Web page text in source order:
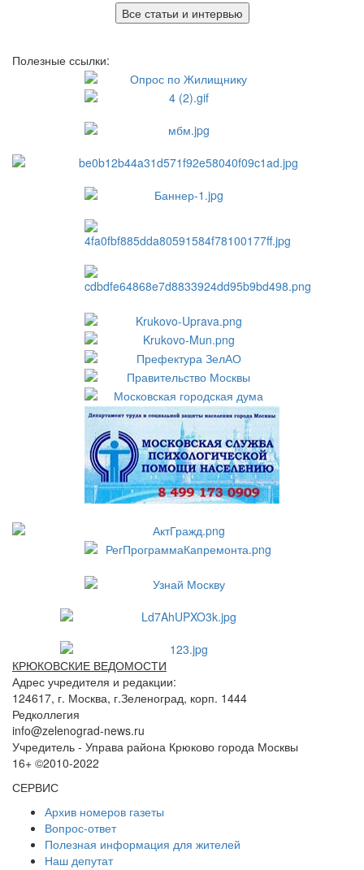
Все статьи и интервью
Полезные ссылки:
КРЮКОВСКИЕ ВЕДОМОСТИ
Адрес учредителя и редакции:
124617, г. Москва, г.Зеленоград, корп. 1444
Редколлегия
info@zelenograd-news.ru
Учредитель - Управа района Крюково города Москвы
16+ ©2010-2022
СЕРВИС
Архив номеров газеты
Вопрос-ответ
Полезная информация для жителей
Наш депутат